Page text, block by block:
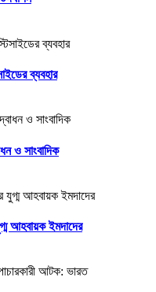
ব্যবহার
ও সাংবাদিক
আহবায়ক ইমদাদের